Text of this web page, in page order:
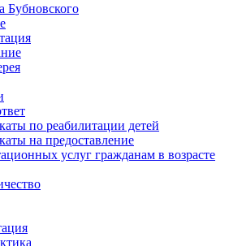
Бубновского
по реабилитации детей
на предоставление
услуг гражданам в возрасте